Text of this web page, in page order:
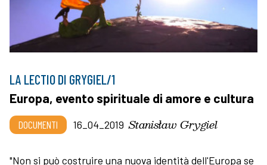
LA LECTIO DI GRYGIEL/1
Europa, evento spirituale di amore e cultura
DOCUMENTI 16_04_2019 Stanisław Grygiel
"Non si può costruire una nuova identità dell'Europa se